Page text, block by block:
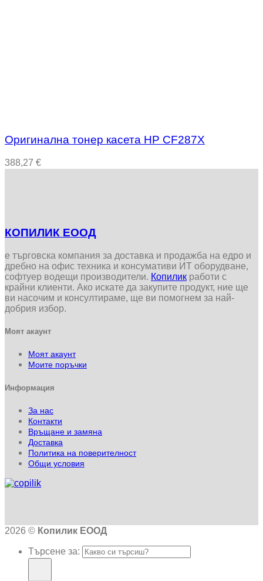
Оригинална тонер касета HP CF287X
388,27 €
КОПИЛИК ЕООД
е търговска компания за доставка и продажба на едро и
дребно на офис техника и консумативи ИТ оборудване,
софтуер водещи производители. Копилик работи с
крайни клиенти. Ако искате да закупите продукт, ние ще
ви насочим и консултираме, ще ви помогнем за най-
добрия избор.
Моят акаунт
Моят акаунт
Моите поръчки
Информация
За нас
Контакти
Връщане и замяна
Доставка
Политика на поверителност
Общи условия
2026 © Копилик ЕООД
Търсене за: